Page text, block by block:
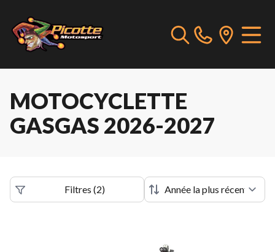
MOTOCYCLETTE
GASGAS 2026-2027
Filtres (2)